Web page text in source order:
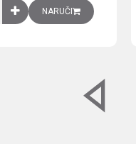
čelični lim količina
255(290) m3/h, 40 W,
NARUČI